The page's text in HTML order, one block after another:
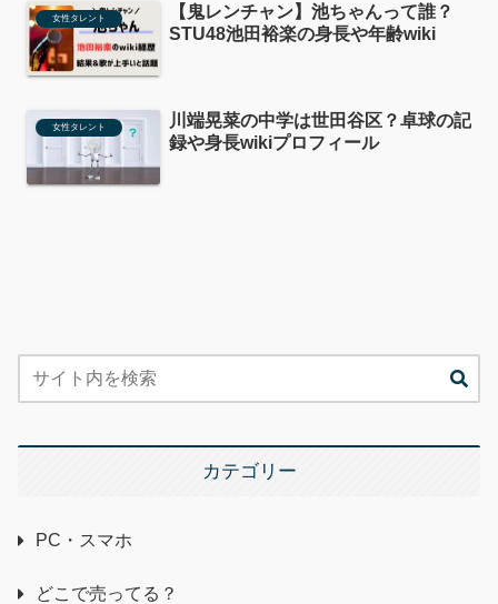
女性タレント
【鬼レンチャン】池ちゃんって誰？
STU48池田裕楽の身長や年齢wiki
女性タレント
川端晃菜の中学は世田谷区？卓球の記
録や身長wikiプロフィール
カテゴリー
PC・スマホ
どこで売ってる？